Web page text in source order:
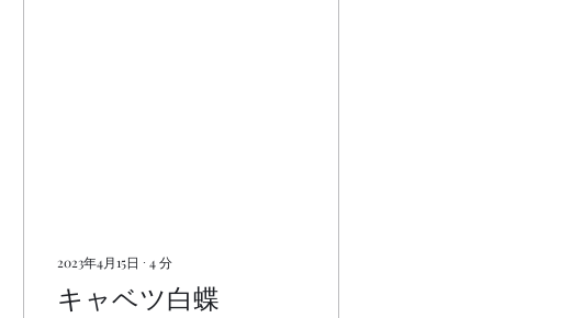
2023年4月15日 ∙ 4分
キャベツ白蝶